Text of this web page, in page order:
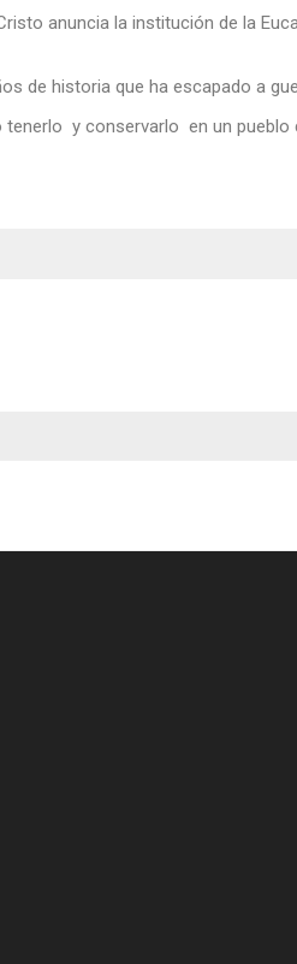
anuncia la institución de la
de historia que ha escapado a
tenerlo y conservarlo en un